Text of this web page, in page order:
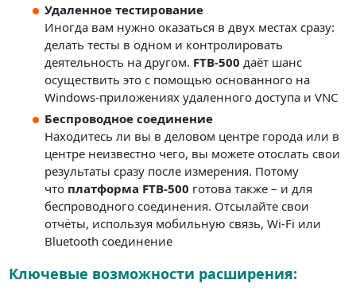
Удаленное тестирование
Иногда вам нужно оказаться в двух местах сразу:
делать тесты в одном и контролировать
деятельность на другом. FTB-500 даёт шанс
осуществить это с помощью основанного на
Windows-приложениях удаленного доступа и VNC
Беспроводное соединение
Находитесь ли вы в деловом центре города или в
центре неизвестно чего, вы можете отослать свои
результаты сразу после измерения. Потому
что платформа FTB-500 готова также – и для
беспроводного соединения. Отсылайте свои
отчёты, используя мобильную связь, Wi-Fi или
Bluetooth соединение
Ключевые возможности расширения: